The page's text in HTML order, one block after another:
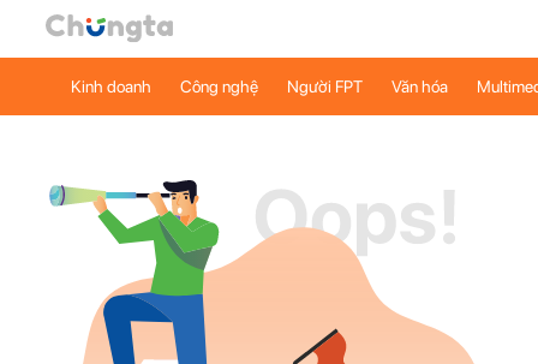
Kinh doanh Công nghệ Người FPT Văn hóa